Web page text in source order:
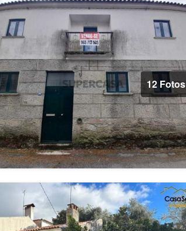
12 Fotos